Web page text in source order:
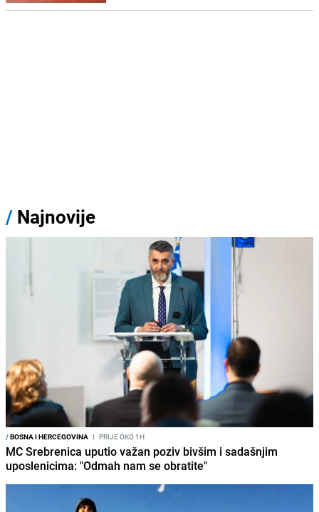
/ Najnovije
/BOSNA I HERCEGOVINA I PRIJE OKO 1H
MC Srebrenica uputio važan poziv bivšim i sadašnjim
uposlenicima: "Odmah nam se obratite"